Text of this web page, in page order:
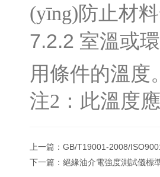
(yīng)防止材料
7.2.2 室溫或
用條件的溫度。
注2：此溫度
上一篇： GB/T19001-2008/
下一篇： 絕緣油介電強度測試儀標